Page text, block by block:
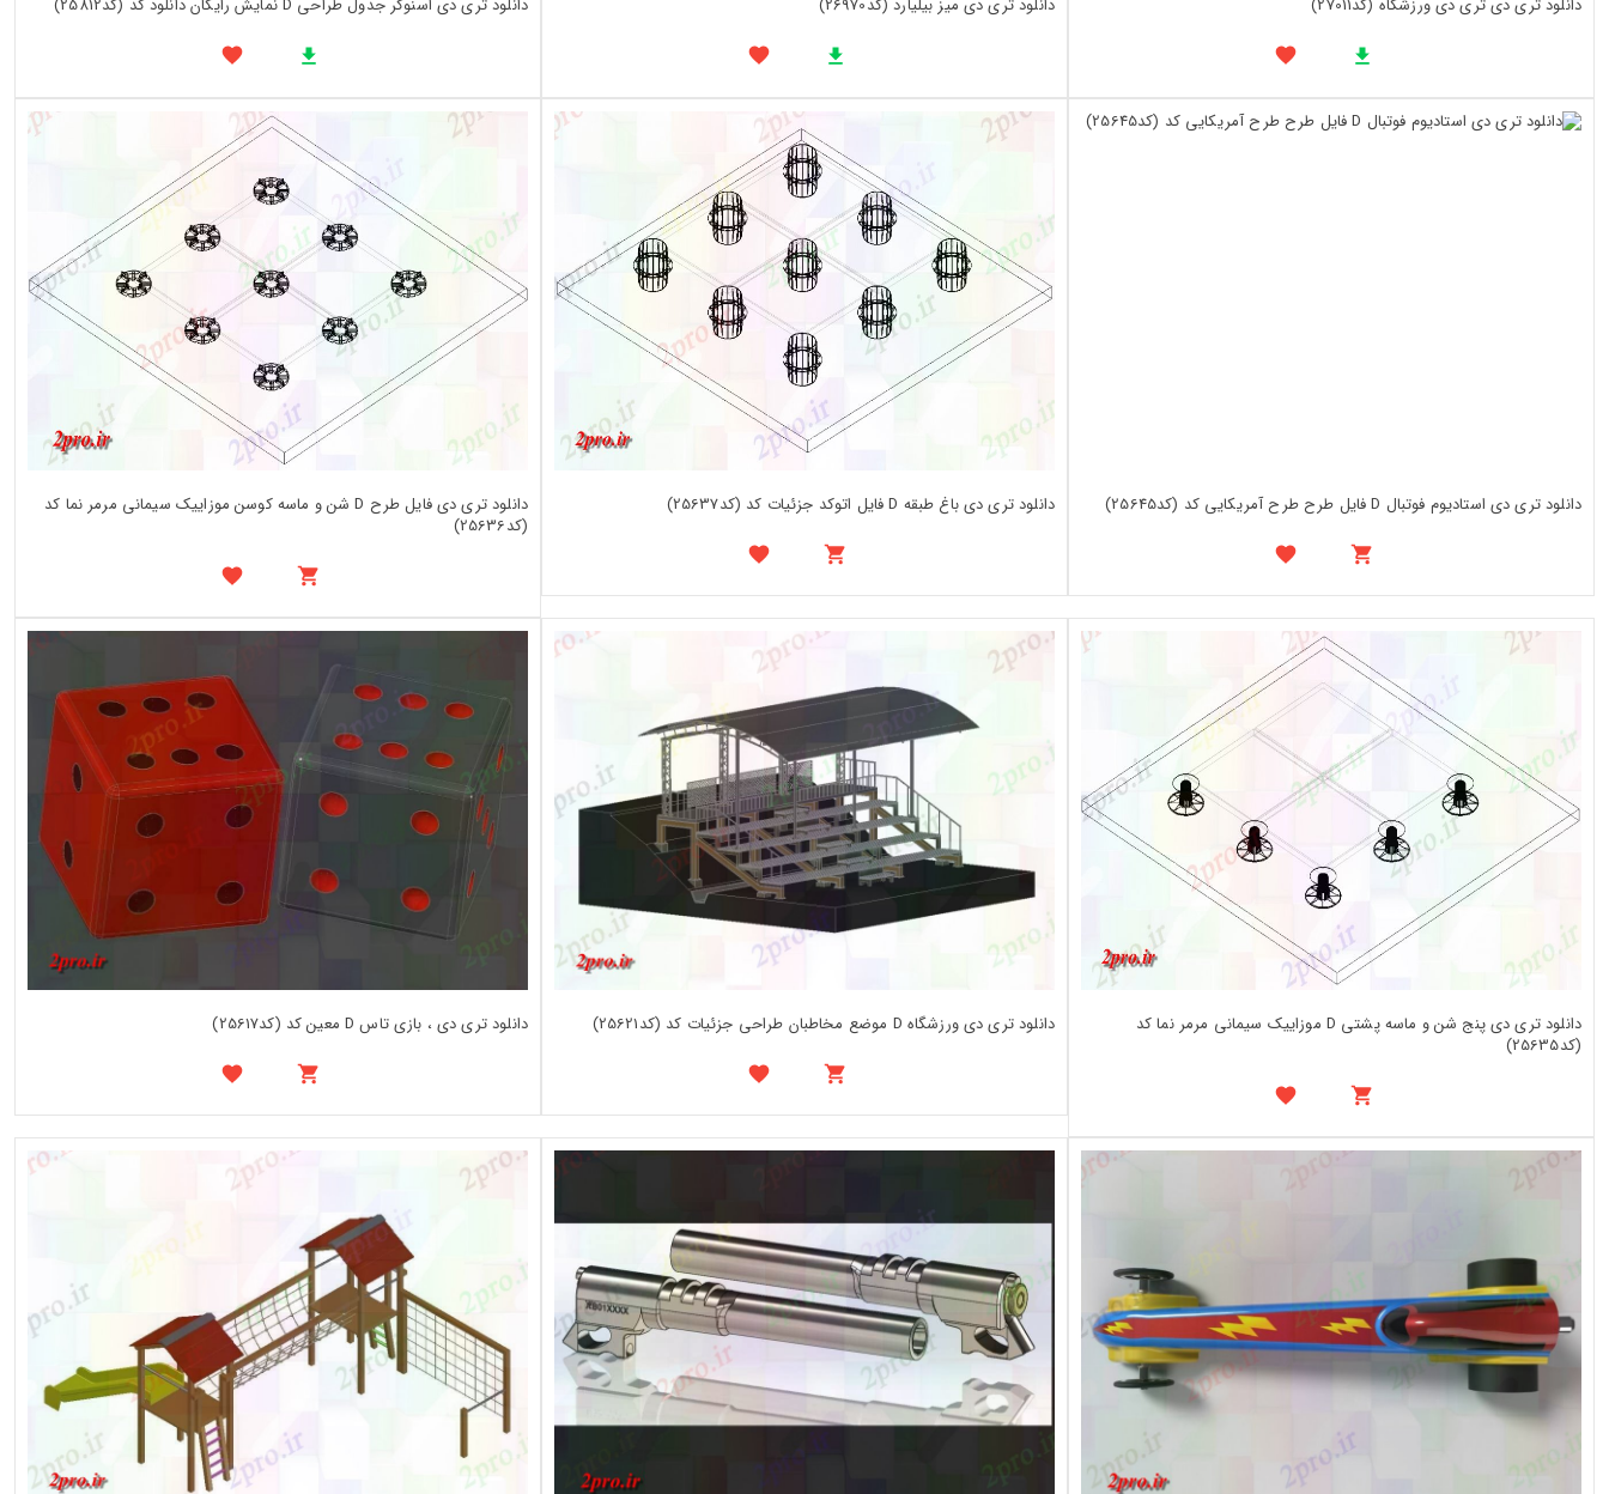
دانلود تری دی تری دی ورزشگاه (کد27011) دانلود تری دی میز بیلیارد (کد26970) دانلود تری دی اسنوکر جدول طراحی D نمایش رایگان دانلود کد (کد25812)
دانلود تری دی استادیوم فوتبال D فایل طرح طرح آمریکایی کد (کد25645) دانلود تری دی باغ طبقه D فایل اتوکد جزئیات کد (کد25637)
دانلود تری دی فایل طرح D شن و ماسه کوسن موزاییک سیمانی مرمر نما کد
(کد25636)
دانلود تری دی پنج شن و ماسه پشتی D موزاییک سیمانی مرمر نما کد
(کد25635)
دانلود تری دی ورزشگاه D موضع مخاطبان طراحی جزئیات کد (کد25621) دانلود تری دی ، بازی تاس D معین کد (کد25617)